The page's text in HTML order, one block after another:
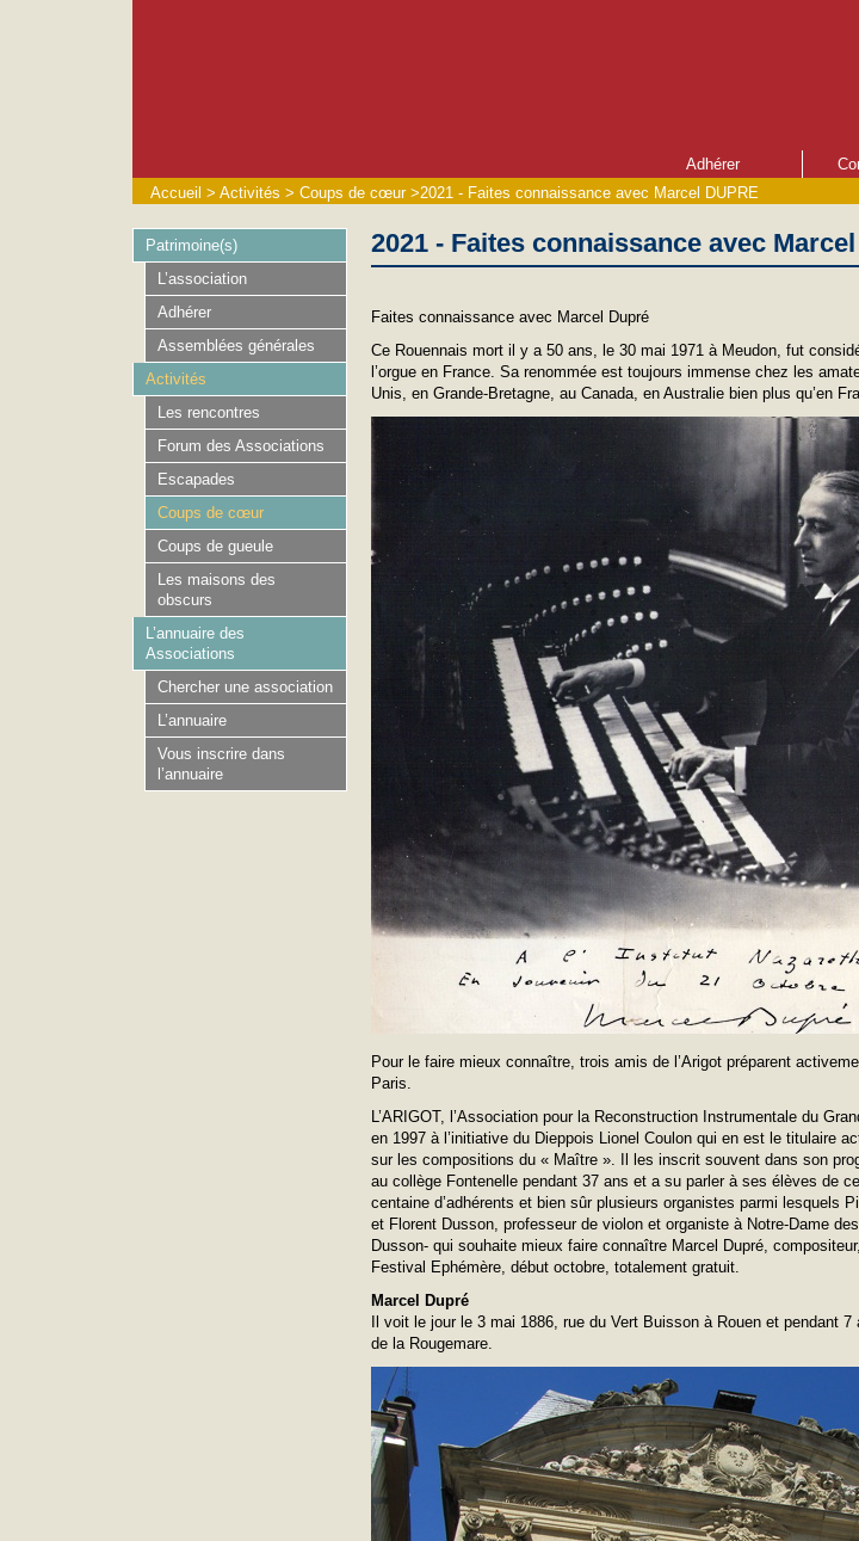
Adhérer
Accueil > Activités > Coups de cœur>2021 - Faites connaissance avec Marcel DUPRE
2021 - Faites connaissance avec
Faites connaissance avec Marcel Dupré
Ce Rouennais mort il y a 50 ans, le 30 mai 1971 à Meudon, fut
l’orgue en France. Sa renommée est toujours immense chez les
Unis, en Grande-Bretagne, au Canada, en Australie bien plus qu’en
Pour le faire mieux connaître, trois amis de l’Arigot préparent
Paris.
L’ARIGOT, l’Association pour la Reconstruction Instrumentale du
en 1997 à l’initiative du Dieppois Lionel Coulon qui en est le titulaire
sur les compositions du « Maître ». Il les inscrit souvent dans son
au collège Fontenelle pendant 37 ans et a su parler à ses élèves de
centaine d’adhérents et bien sûr plusieurs organistes parmi lesquels
et Florent Dusson, professeur de violon et organiste à Notre-Dame
Dusson- qui souhaite mieux faire connaître Marcel Dupré,
Festival Ephémère, début octobre, totalement gratuit.
Marcel Dupré
Il voit le jour le 3 mai 1886, rue du Vert Buisson à Rouen et pendant
de la Rougemare.
Patrimoine(s)
L’association
Adhérer
Assemblées générales
Activités
Les rencontres
Forum des Associations
Escapades
Coups de cœur
Coups de gueule
Les maisons des
obscurs
L’annuaire des
Associations
Chercher une association
L’annuaire
Vous inscrire dans
l’annuaire